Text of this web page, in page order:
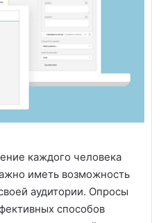
каждого человека
иметь возможность
аудитории. Опросы
способов